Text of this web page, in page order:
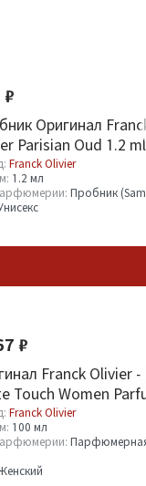
₽
Оригинал
Parisian Oud 1.2 ml
Franck Olivier
1.2 мл
Пробник
₽
Franck Olivier -
Touch Women
Franck Olivier
100 мл